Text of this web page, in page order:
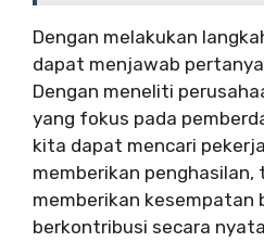
Dengan melakukan
dapat menjawab
Dengan meneliti
yang fokus pada
kita dapat mencari
memberikan penghasilan,
memberikan kesempatan
berkontribusi secara